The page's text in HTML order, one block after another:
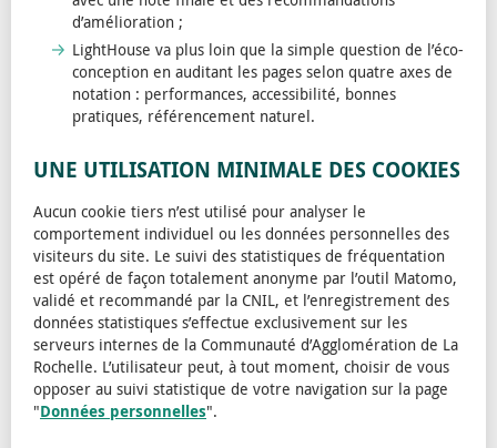
d’amélioration ;
LightHouse va plus loin que la simple question de l’éco-
conception en auditant les pages selon quatre axes de
notation : performances, accessibilité, bonnes
pratiques, référencement naturel.
UNE UTILISATION MINIMALE DES COOKIES
Aucun cookie tiers n’est utilisé pour analyser le
comportement individuel ou les données personnelles des
visiteurs du site. Le suivi des statistiques de fréquentation
est opéré de façon totalement anonyme par l’outil Matomo,
validé et recommandé par la CNIL, et l’enregistrement des
données statistiques s’effectue exclusivement sur les
serveurs internes de la Communauté d’Agglomération de La
Rochelle. L’utilisateur peut, à tout moment, choisir de vous
opposer au suivi statistique de votre navigation sur la page
"Données personnelles".